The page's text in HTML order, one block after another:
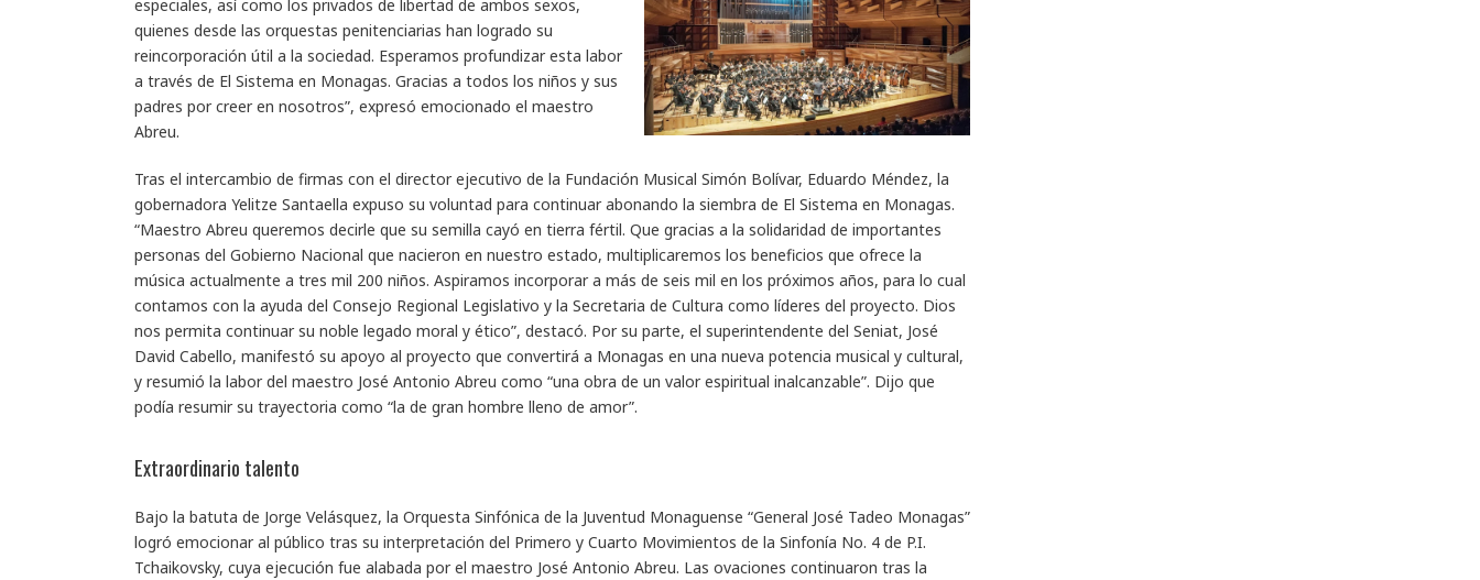
especiales, así como los privados de libertad de ambos sexos,
quienes desde las orquestas penitenciarias han logrado su
reincorporación útil a la sociedad. Esperamos profundizar esta labor
a través de El Sistema en Monagas. Gracias a todos los niños y sus
padres por creer en nosotros”, expresó emocionado el maestro
Abreu.
Tras el intercambio de firmas con el director ejecutivo de la Fundación Musical Simón Bolívar, Eduardo Méndez, la
gobernadora Yelitze Santaella expuso su voluntad para continuar abonando la siembra de El Sistema en Monagas.
“Maestro Abreu queremos decirle que su semilla cayó en tierra fértil. Que gracias a la solidaridad de importantes
personas del Gobierno Nacional que nacieron en nuestro estado, multiplicaremos los beneficios que ofrece la
música actualmente a tres mil 200 niños. Aspiramos incorporar a más de seis mil en los próximos años, para lo cual
contamos con la ayuda del Consejo Regional Legislativo y la Secretaria de Cultura como líderes del proyecto. Dios
nos permita continuar su noble legado moral y ético”, destacó. Por su parte, el superintendente del Seniat, José
David Cabello, manifestó su apoyo al proyecto que convertirá a Monagas en una nueva potencia musical y cultural,
y resumió la labor del maestro José Antonio Abreu como “una obra de un valor espiritual inalcanzable”. Dijo que
podía resumir su trayectoria como “la de gran hombre lleno de amor”.
Extraordinario talento
Bajo la batuta de Jorge Velásquez, la Orquesta Sinfónica de la Juventud Monaguense “General José Tadeo Monagas”
logró emocionar al público tras su interpretación del Primero y Cuarto Movimientos de la Sinfonía No. 4 de P.I.
Tchaikovsky, cuya ejecución fue alabada por el maestro José Antonio Abreu. Las ovaciones continuaron tras la